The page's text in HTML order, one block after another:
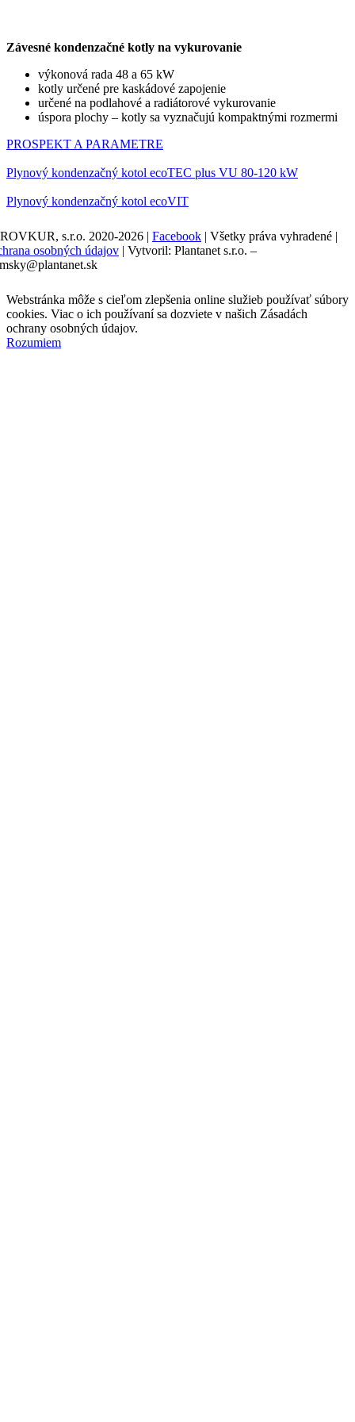
Závesné kondenzačné kotly na vykurovanie
výkonová rada 48 a 65 kW
kotly určené pre kaskádové zapojenie
určené na podlahové a radiátorové vykurovanie
úspora plochy – kotly sa vyznačujú kompaktnými rozmermi
PROSPEKT A PARAMETRE
Plynový kondenzačný kotol ecoTEC plus VU 80-120 kW
Plynový kondenzačný kotol ecoVIT
s.r.o. 2020-2026 | Facebook | Všetky práva vyhradené |
osobných údajov | Vytvoril: Plantanet s.r.o. –
Webstránka môže s cieľom zlepšenia online služieb používať súbory
cookies. Viac o ich používaní sa dozviete v našich Zásadách
ochrany osobných údajov.
Rozumiem